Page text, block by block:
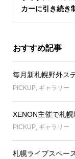
カーに引き続き
おすすめ記事
毎月新札幌野外ス
PICKUP, ギャラリー
XENON主催で札
PICKUP, ギャラリー
札幌ライブスペー